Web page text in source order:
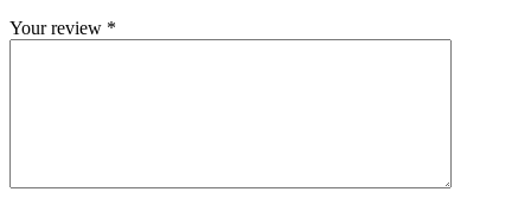
Your review *